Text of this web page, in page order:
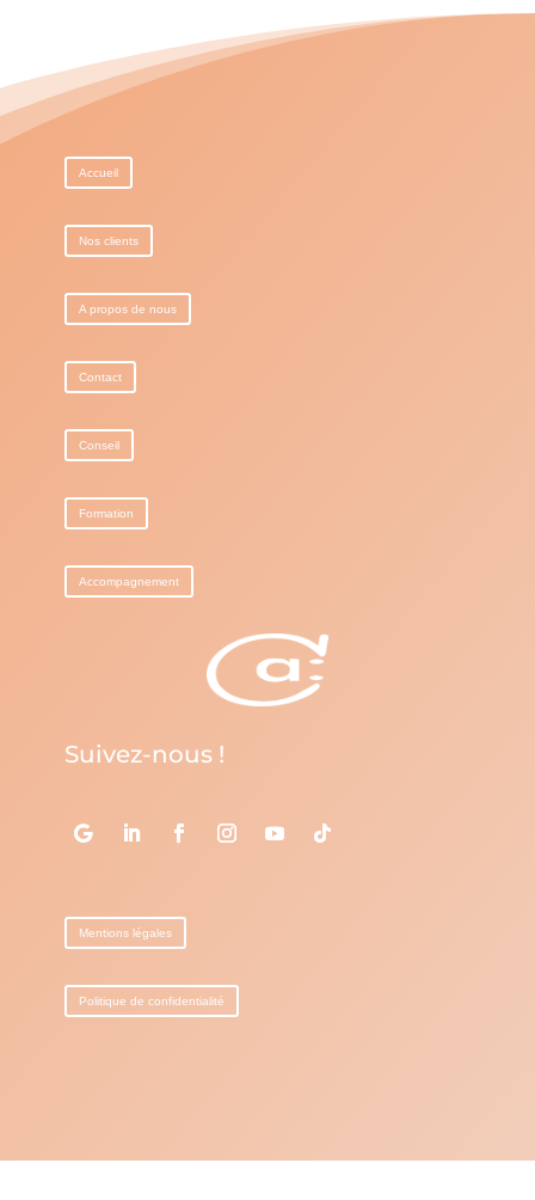
Accueil
Nos clients
A propos de nous
Contact
Conseil
Formation
Accompagnement
Suivez-nous !
Mentions légales
Politique de confidentialité